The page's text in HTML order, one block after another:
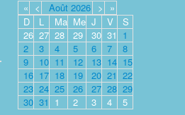
« < Août 2026 >
»
D
L Ma Me J V
S
26 27 28 29 30 31 1
2
3 4 5 6 7
8
9
10 11 12 13 14 15
16 17 18 19 20 21 22
23 24 25 26 27 28 29
30 31 1 2 3 4 5